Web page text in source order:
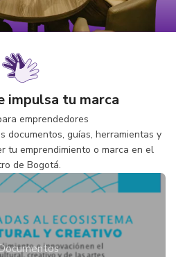
impulsa tu marca
emprendedores
documentos, guías, herramientas y
tu emprendimiento o marca en el
de Bogotá.